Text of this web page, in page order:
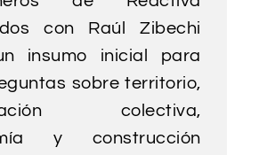
con Raúl Zibechi
insumo inicial para
sobre territorio,
colectiva,
y construcción